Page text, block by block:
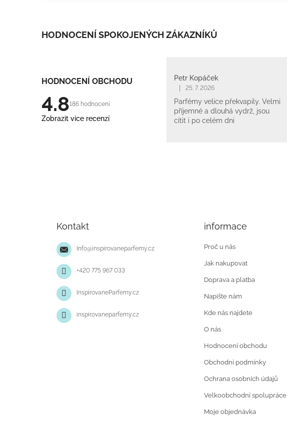
HODNOCENÍ SPOKOJENÝCH ZÁKAZNÍKŮ
HODNOCENÍ OBCHODU
4.8186 hodnocení
Zobrazit více recenzí
Petr Kopáček
25. 7. 2026
Parfémy velice překvapily. Velmi
příjemné a dlouhá vydrž, jsou
cítit i po celém dni
Kontakt
Info@inspirovaneparfemy.cz
+420 775 967 033
InspirovaneParfemy.cz
inspirovaneparfemy.cz
informace
Proč u nás
Jak nakupovat
Doprava a platba
Napište nám
Kde nás najdete
O nás
Hodnocení obchodu
Obchodní podmínky
Ochrana osobních údajů
Velkoobchodní spolupráce
Moje objednávka